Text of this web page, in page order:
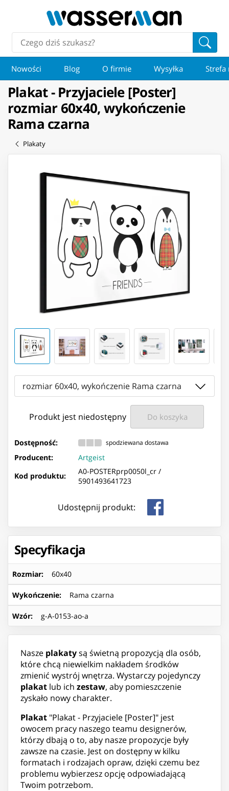
Nowości Blog O firmie Wysyłka Strefa
Plakat - Przyjaciele [Poster]
rozmiar 60x40, wykończenie
Rama czarna
Plakaty
rozmiar 60x40, wykończenie Rama czarna
Produkt jest niedostępny Do koszyka
Dostępność: spodziewana dostawa
Producent:
Artgeist
Kod produktu:
A0-POSTERprp0050l_cr /
5901493641723
Udostępnij produkt:
Specyfikacja
Rozmiar: 60x40
Wykończenie: Rama czarna
Wzór: g-A-0153-ao-a
Nasze plakatysą świetną propozycją dla osób,
które chcą niewielkim nakładem środków
zmienić wystrój wnętrza. Wystarczy pojedynczy
plakat lub ich zestaw, aby pomieszczenie
zyskało nowy charakter.
Plakat "Plakat - Przyjaciele [Poster]" jest
owocem pracy naszego teamu designerów,
którzy dbają o to, aby nasze propozycje były
zawsze na czasie. Jest on dostępny w kilku
formatach i rodzajach opraw, dzięki czemu bez
problemu wybierzesz opcję odpowiadającą
Twoim potrzebom.